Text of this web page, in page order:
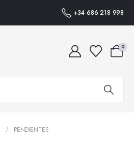
+34 686 218 998
0
PENDIENTES